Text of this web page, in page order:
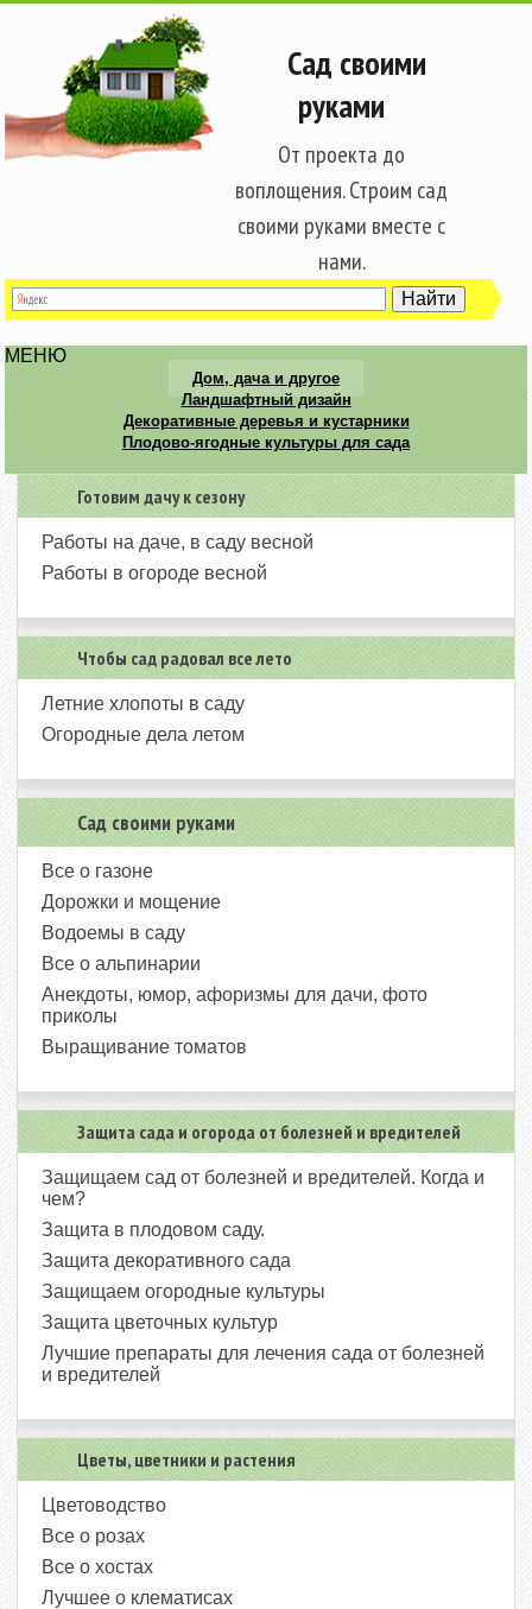
Сад своими
руками
От проекта до
воплощения. Строим сад
своими руками вместе с
нами.
МЕНЮ
Дом, дача и другое
Ландшафтный дизайн
Декоративные деревья и кустарники
Плодово-ягодные культуры для сада
Готовим дачу к сезону
Работы на даче, в саду весной
Работы в огороде весной
Чтобы сад радовал все лето
Летние хлопоты в саду
Огородные дела летом
Сад своими руками
Все о газоне
Дорожки и мощение
Водоемы в саду
Все о альпинарии
Анекдоты, юмор, афоризмы для дачи, фото
приколы
Выращивание томатов
Защита сада и огорода от болезней и вредителей
Защищаем сад от болезней и вредителей. Когда и
чем?
Защита в плодовом саду.
Защита декоративного сада
Защищаем огородные культуры
Защита цветочных культур
Лучшие препараты для лечения сада от болезней
и вредителей
Цветы, цветники и растения
Цветоводство
Все о розах
Все о хостах
Лучшее о клематисах